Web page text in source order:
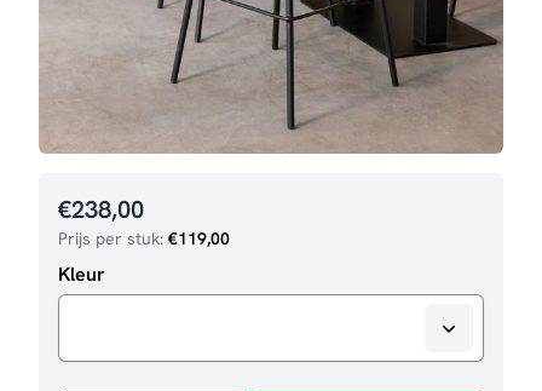
€238,00
Prijs per stuk: €119,00
Kleur